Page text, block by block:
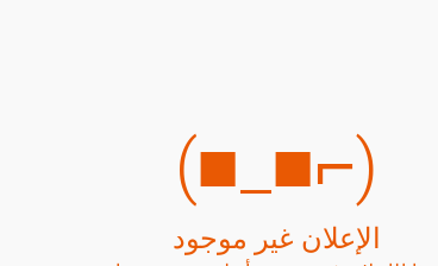
(⌐■_■)
الإعلان غير موجود